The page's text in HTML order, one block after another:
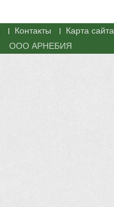
Контакты
Карта сайта
ООО АРНЕБИЯ